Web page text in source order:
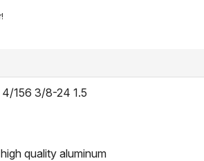
4/156 3/8-24 1.5
quality aluminum